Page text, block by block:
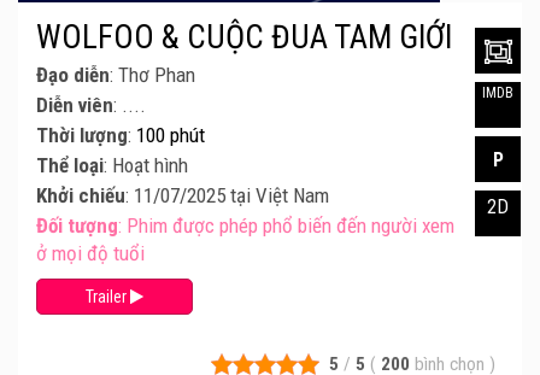
5 / 5 ( 200 bình chọn )
WOLFOO & CUỘC ĐUA TAM GIỚI
Đạo diễn: Thơ Phan
Diễn viên: ....
Thời lượng: 100 phút
Thể loại: Hoạt hình
Khởi chiếu: 11/07/2025 tại Việt Nam
Đối tượng: Phim được phép phổ biến đến người xem
ở mọi độ tuổi
Trailer
IMDB
P
2D